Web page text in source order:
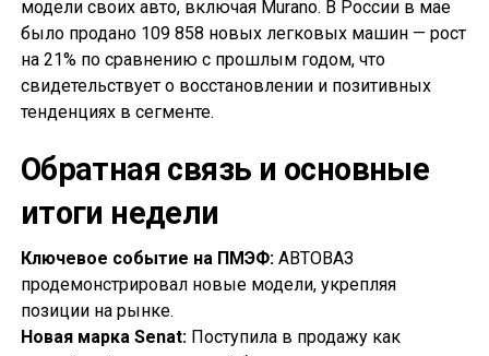
модели своих авто, включая Murano. В России в мае
было продано 109 858 новых легковых машин — рост
на 21% по сравнению с прошлым годом, что
свидетельствует о восстановлении и позитивных
тенденциях в сегменте.
Обратная связь и основные
итоги недели
Ключевое событие на ПМЭФ:АВТОВАЗ
продемонстрировал новые модели, укрепляя
позиции на рынке.
Новая марка Senat:Поступила в продажу как